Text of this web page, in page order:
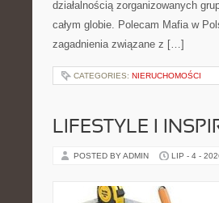
działalnością zorganizowanych
całym globie. Polecam Mafia w
zagadnienia związane z […]
CATEGORIES: NIERUCHOMOŚCI
LIFESTYLE I
POSTED BY ADMIN LIP - 4 -